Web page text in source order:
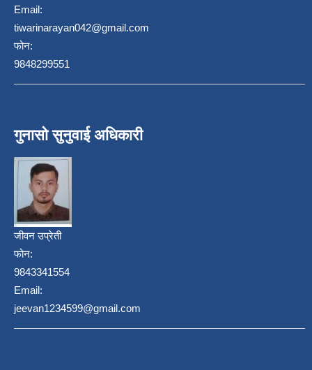
Email:
tiwarinarayan042@gmail.com
फोन:
9848299551
गुनासो सुनुवाई अधिकारी
जीवन उप्रेती
फोन:
9843341554
Email:
jeevan1234599@gmail.com